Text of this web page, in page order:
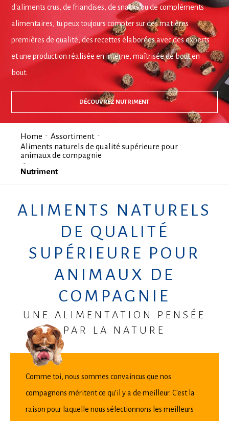
d'aliments crus, de friandises, de snacks ou de compléments
alimentaires, tu peux toujours compter sur des matières
premières de qualité, des recettes élaborées avec des experts
et une production réalisée en interne, maîtrisée de bout en
bout.
DÉCOUVREZ NUTRIMENT
Home
Assortiment
Aliments naturels de qualité supérieure pour
animaux de compagnie
Nutriment
ALIMENTS NATURELS
DE QUALITÉ
SUPÉRIEURE POUR
ANIMAUX DE
COMPAGNIE
UNE ALIMENTATION PENSÉE
PAR LA NATURE
Comme toi, nous sommes convaincus que nos
compagnons méritent ce qu’il y a de meilleur. C'est la
raison pour laquelle nous sélectionnons les meilleurs